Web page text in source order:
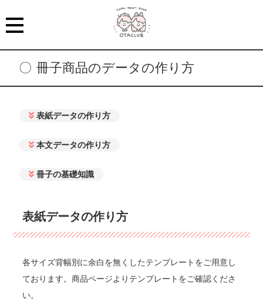
冊子商品のデータの作り方
表紙データの作り方
本文データの作り方
冊子の基礎知識
表紙データの作り方
各サイズ背幅別に余白を無くしたテンプレートをご用意し
ております。商品ページよりテンプレートをご確認くださ
い。